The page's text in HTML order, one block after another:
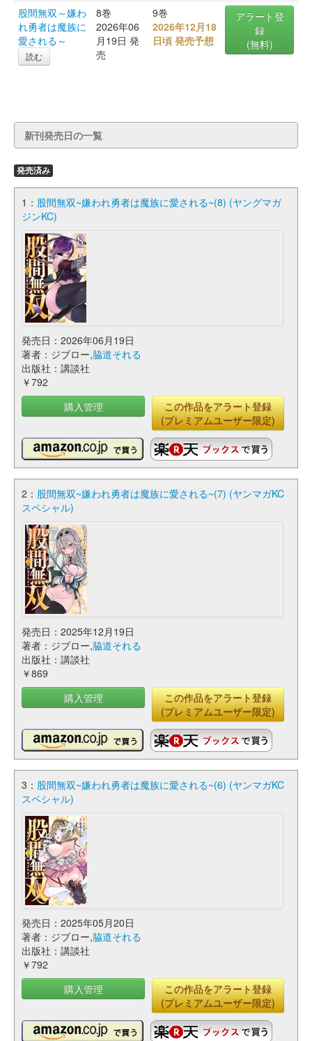
股間無双～嫌わ
れ勇者は魔族に
愛される～
読む
8巻
2026年06
月19日 発
売
9巻
2026年12月18
日頃 発売予想
アラート登
録
(無料)
新刊発売日の一覧
発売済み
1： 股間無双~嫌われ勇者は魔族に愛される~(8) (ヤングマガ
ジンKC)
発売日：2026年06月19日
著者：ジブロー,脇道それる
出版社：講談社
￥792
購入管理
この作品をアラート登録
(プレミアムユーザー限定)
2： 股間無双~嫌われ勇者は魔族に愛される~(7) (ヤンマガKC
スペシャル)
発売日：2025年12月19日
著者：ジブロー,脇道それる
出版社：講談社
￥869
購入管理
この作品をアラート登録
(プレミアムユーザー限定)
3： 股間無双~嫌われ勇者は魔族に愛される~(6) (ヤンマガKC
スペシャル)
発売日：2025年05月20日
著者：ジブロー,脇道それる
出版社：講談社
￥792
購入管理
この作品をアラート登録
(プレミアムユーザー限定)